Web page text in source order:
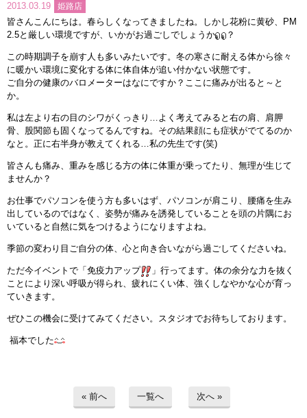
2013.03.19 姫路店
皆さんこんにちは。春らしくなってきましたね。しかし花粉に黄砂、PM
2.5と厳しい環境ですが、いかがお過ごしでしょうか
？
この時期調子を崩す人も多いみたいです。冬の寒さに耐える体から徐々
に暖かい環境に変化する体に体自体が追い付かない状態です。
ご自分の健康のバロメーターはなにですか？ここに痛みが出ると～と
か。
私は左より右の目のシワがくっきり…よく考えてみると右の肩、肩胛
骨、股関節も固くなってるんですね。その結果顔にも症状がでてるのか
なと。正に右半身が教えてくれる…私の先生です(笑)
皆さんも痛み、重みを感じる方の体に体重が乗ってたり、無理が生じて
ませんか？
お仕事でパソコンを使う方も多いはず、パソコンが肩こり、腰痛を生み
出しているのではなく、姿勢が痛みを誘発していることを頭の片隅にお
いていると自然に気をつけるようになりますよね。
季節の変わり目ご自分の体、心と向き合いながら過ごしてくださいね。
ただ今イベントで「免疫力アップ
」行ってます。体の余分な力を抜く
ことにより深い呼吸が得られ、疲れにくい体、強くしなやかな心が育っ
ていきます。
ぜひこの機会に受けてみてください。スタジオでお待ちしております。
福本でした
« 前へ 一覧へ 次へ »
よくあるご質問
エビデンス
インストラクターのメッセージ
会社案内
指導員育成コース
セミナー開催
プライバシーポリシー